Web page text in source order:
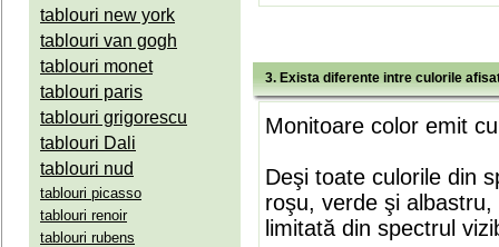
tablouri new york
tablouri van gogh
tablouri monet
tablouri paris
tablouri grigorescu
tablouri Dali
tablouri nud
tablouri picasso
tablouri renoir
tablouri rubens
3. Exista diferente intre culorile
Monitoare color emit
Deşi toate culorile din
roşu, verde şi
limitată din spectrul